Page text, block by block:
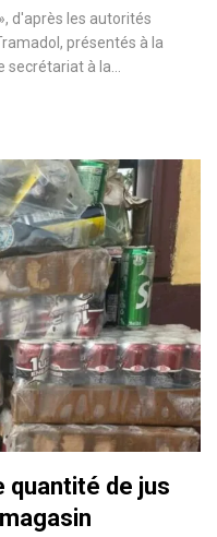
d'après les autorités
présentés à la
secrétariat à la…
quantité de jus